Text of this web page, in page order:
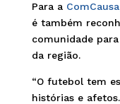
Para a
é também
comunidade
da região.
“O futebol tem
histórias e